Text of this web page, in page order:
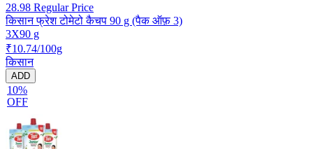
28.98 Regular Price
किसान फ्रेश टोमेटो कैचप 90 g (पैक ऑफ़ 3)
3X90 g
₹10.74/100g
किसान
ADD
10%
OFF